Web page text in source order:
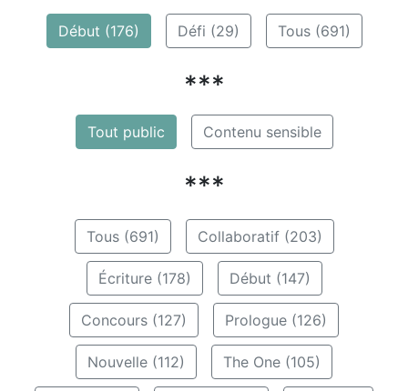
Début (176) Défi (29) Tous (691)
***
Tout public Contenu sensible
***
Tous (691) Collaboratif (203)
Écriture (178) Début (147)
Concours (127) Prologue (126)
Nouvelle (112) The One (105)